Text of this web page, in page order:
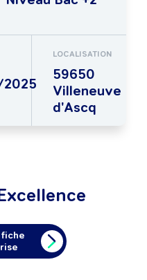
LOCALISATION
59650
Villeneuve
d'Ascq